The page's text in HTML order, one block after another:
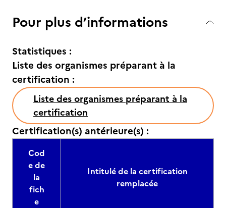
Pour plus d’informations
Statistiques :
Liste des organismes préparant à la
certification :
Liste des organismes préparant à la
certification
Certification(s) antérieure(s) :
Cod
e de
la
fich
e
Intitulé de la certification
remplacée